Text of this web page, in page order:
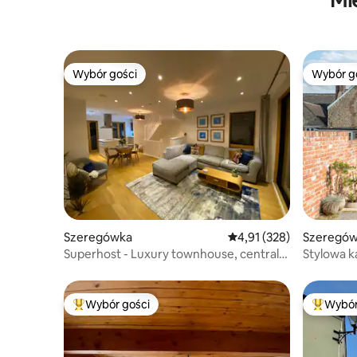
Wybór gości
Wybór gości
Szeregówka Średnia ocena: 4,91 na
4,91 (328)
Superhost - Luxury townhouse, central
Wybór
Wybór
Stylowa
Najpopularniejsze z kategorii Wybór gości
Wybór gości